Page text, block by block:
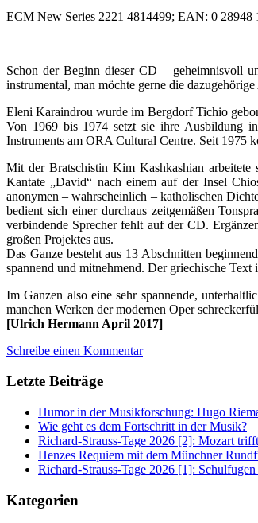
ECM New Series 2221 4814499; EAN: 0 28948
Schon der Beginn dieser CD – geheimnisvoll
instrumental, man möchte gerne die
Eleni Karaindrou wurde im Bergdorf Tichio
Von 1969 bis 1974 setzt sie ihre Ausbildung
Instruments am ORA Cultural Centre. Seit 1975
Mit der Bratschistin Kim Kashkashian arbeitete
Kantate „David“ nach einem auf der Insel
anonymen – wahrscheinlich – katholischen
bedient sich einer durchaus zeitgemäßen
verbindende Sprecher fehlt auf der CD.
großen Projektes aus.
Das Ganze besteht aus 13 Abschnitten
spannend und mitnehmend. Der griechische Text
Im Ganzen also eine sehr spannende,
manchen Werken der modernen Oper
[Ulrich Hermann April 2017]
Schreibe einen Kommentar
Letzte Beiträge
Humor in der Musikforschung: Hugo
Wie geht es dem Fortschritt in der Musik?
Richard-Strauss-Tage 2026 [2]: Mozart
Henzes Requiem mit dem Münchner
Richard-Strauss-Tage 2026 [1]:
Kategorien